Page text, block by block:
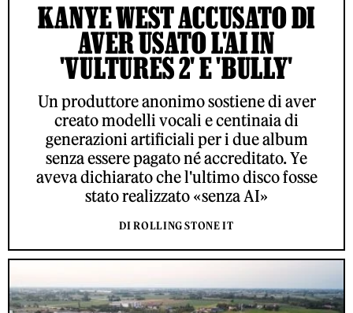
KANYE WEST ACCUSATO DI
AVER USATO L'AI IN
'VULTURES 2' E 'BULLY'
Un produttore anonimo sostiene di aver
creato modelli vocali e centinaia di
generazioni artificiali per i due album
senza essere pagato né accreditato. Ye
aveva dichiarato che l'ultimo disco fosse
stato realizzato «senza AI»
DI ROLLING STONE IT